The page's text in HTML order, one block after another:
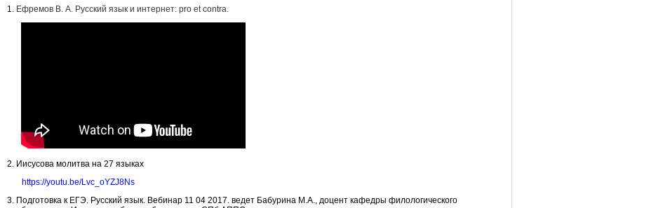
1. Ефремов В. А. Русский язык и интернет: pro et contra.
Иисусова молитва на 27 языках
https://youtu.be/Lvc_oYZJ8Ns
Подготовка к ЕГЭ. Русский язык. Вебинар 11 04 2017. ведет Бабурина М.А., доцент кафедры филологического